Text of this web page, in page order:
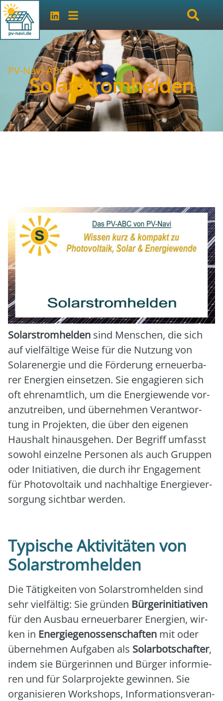
PV-Navi-ABC:
Solarstromhelden
Solar­strom­hel­den sind Men­schen, die sich
auf viel­fäl­ti­ge Wei­se für die Nut­zung von
Solar­ener­gie und die För­de­rung erneu­er­ba­
rer Ener­gien ein­set­zen. Sie enga­gie­ren sich
oft ehren­amt­lich, um die Ener­gie­wen­de vor­
an­zu­trei­ben, und über­neh­men Ver­ant­wor­
tung in Pro­jek­ten, die über den eige­nen
Haus­halt hin­aus­ge­hen. Der Begriff umfasst
sowohl ein­zel­ne Per­so­nen als auch Grup­pen
oder Initia­ti­ven, die durch ihr Enga­ge­ment
für Pho­to­vol­ta­ik und nach­hal­ti­ge Ener­gie­ver­
sor­gung sicht­bar wer­den.
Typische Aktivitäten von
Solarstromhelden
Die Tätig­kei­ten von Solar­strom­hel­den sind
sehr viel­fäl­tig: Sie grün­den Bür­ger­initia­ti­ven
für den Aus­bau erneu­er­ba­rer Ener­gien, wir­
ken in Ener­gie­ge­nos­sen­schaf­ten mit oder
über­neh­men Auf­ga­ben als Solar­bot­schaf­ter,
indem sie Bür­ge­rin­nen und Bür­ger infor­mie­
ren und für Solar­pro­jek­te gewin­nen. Sie
orga­ni­sie­ren Work­shops, Infor­ma­ti­ons­ver­an­